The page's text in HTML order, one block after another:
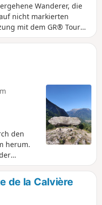
Wanderer, die
nicht markierten
mit dem GR® Tour
der Crêtes de Bège
gut erkennbar und
eine gute Kondition,
relativ kurzen Strecke
man ein gewisses
Passagen auf dem
Von dort aus haben Sie
Der
auf dem GR® zu
den
herum.
und
de la Calvière